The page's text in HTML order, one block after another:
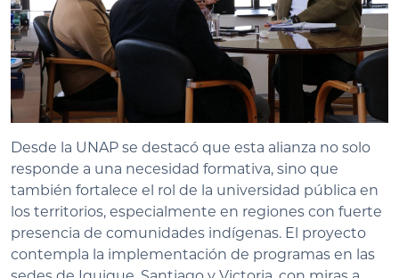
Desde la UNAP se destacó que esta alianza no solo
responde a una necesidad formativa, sino que
también fortalece el rol de la universidad pública en
los territorios, especialmente en regiones con fuerte
presencia de comunidades indígenas. El proyecto
contempla la implementación de programas en las